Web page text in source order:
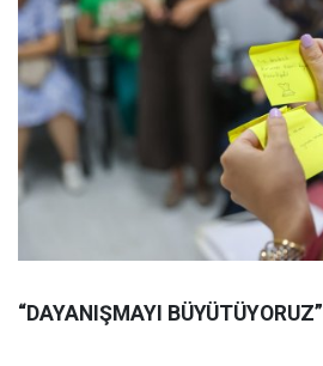
“DAYANIŞMAYI BÜYÜTÜYORUZ”